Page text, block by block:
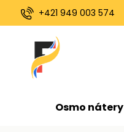
+421 949 003 574
Osmo nátery